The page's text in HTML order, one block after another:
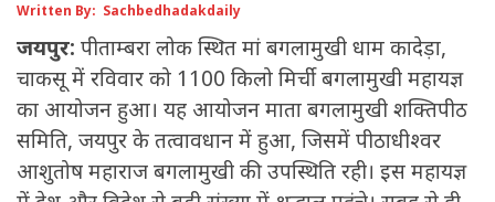
Written By: Sachbedhadakdaily
जयपुर: पीताम्बरा लोक स्थित मां बगलामुखी धाम कादेड़ा,
चाकसू में रविवार को 1100 किलो मिर्ची बगलामुखी महायज्ञ
का आयोजन हुआ। यह आयोजन माता बगलामुखी शक्तिपीठ
समिति, जयपुर के तत्वावधान में हुआ, जिसमें पीठाधीश्वर
आशुतोष महाराज बगलामुखी की उपस्थिति रही। इस महायज्ञ